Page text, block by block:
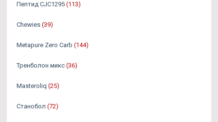
Пептид CJC1295 (113)
Chewies (39)
Metapure Zero Carb (144)
Тренболон микс (36)
Masteroliq (25)
Станобол (72)